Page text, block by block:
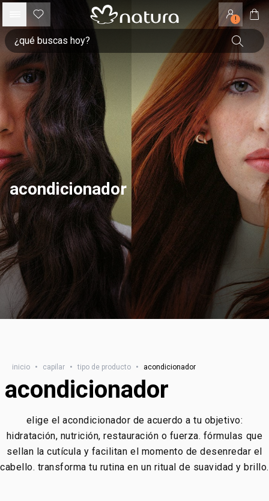
!
acondicionador
inicio • capilar • tipo de producto • acondicionador
acondicionador
elige el acondicionador de acuerdo a tu objetivo:
hidratación, nutrición, restauración o fuerza. fórmulas que
sellan la cutícula y facilitan el momento de desenredar el
cabello. transforma tu rutina en un ritual de suavidad y brillo.